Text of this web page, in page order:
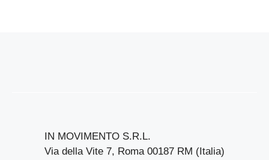
IN MOVIMENTO S.R.L.
Via della Vite 7, Roma 00187 RM (Italia)